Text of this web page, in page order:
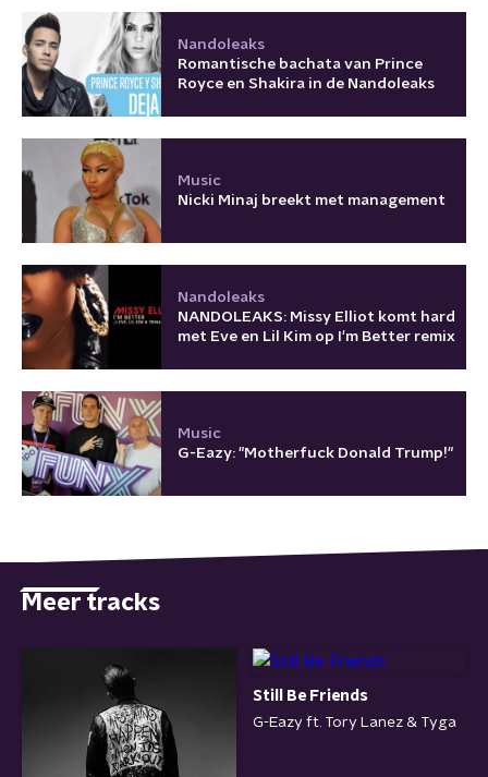
Nandoleaks
Romantische bachata van Prince
Royce en Shakira in de Nandoleaks
Music
Nicki Minaj breekt met management
Nandoleaks
NANDOLEAKS: Missy Elliot komt hard
met Eve en Lil Kim op I'm Better remix
Music
G-Eazy: "Motherfuck Donald Trump!"
Meer tracks
Still Be Friends
G-Eazy ft. Tory Lanez & Tyga